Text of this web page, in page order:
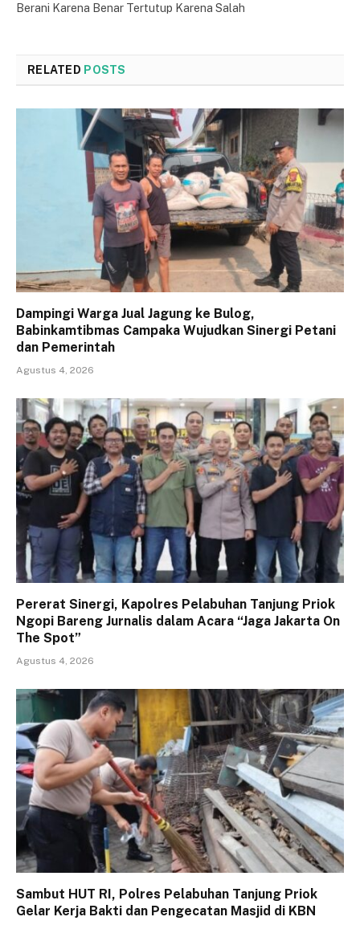
Berani Karena Benar Tertutup Karena Salah
RELATED POSTS
Dampingi Warga Jual Jagung ke Bulog,
Babinkamtibmas Campaka Wujudkan Sinergi Petani
dan Pemerintah
Agustus 4, 2026
Pererat Sinergi, Kapolres Pelabuhan Tanjung Priok
Ngopi Bareng Jurnalis dalam Acara “Jaga Jakarta On
The Spot”
Agustus 4, 2026
Sambut HUT RI, Polres Pelabuhan Tanjung Priok
Gelar Kerja Bakti dan Pengecatan Masjid di KBN